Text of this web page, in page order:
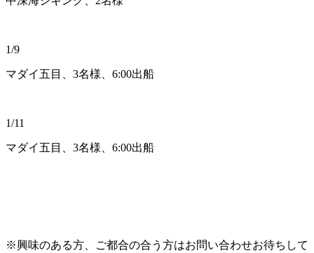
1/9
マダイ五目、3名様、6:00出船
1/11
マダイ五目、3名様、6:00出船
※興味のある方、ご都合の合う方はお問い合わせお待ちして